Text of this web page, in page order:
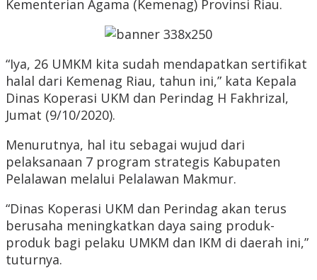
Kementerian Agama (Kemenag) Provinsi Riau.
“Iya, 26 UMKM kita sudah mendapatkan sertifikat
halal dari Kemenag Riau, tahun ini,” kata Kepala
Dinas Koperasi UKM dan Perindag H Fakhrizal,
Jumat (9/10/2020).
Menurutnya, hal itu sebagai wujud dari
pelaksanaan 7 program strategis Kabupaten
Pelalawan melalui Pelalawan Makmur.
“Dinas Koperasi UKM dan Perindag akan terus
berusaha meningkatkan daya saing produk-
produk bagi pelaku UMKM dan IKM di daerah ini,”
tuturnya.